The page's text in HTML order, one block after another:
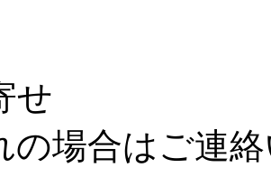
せ
の場合はご連